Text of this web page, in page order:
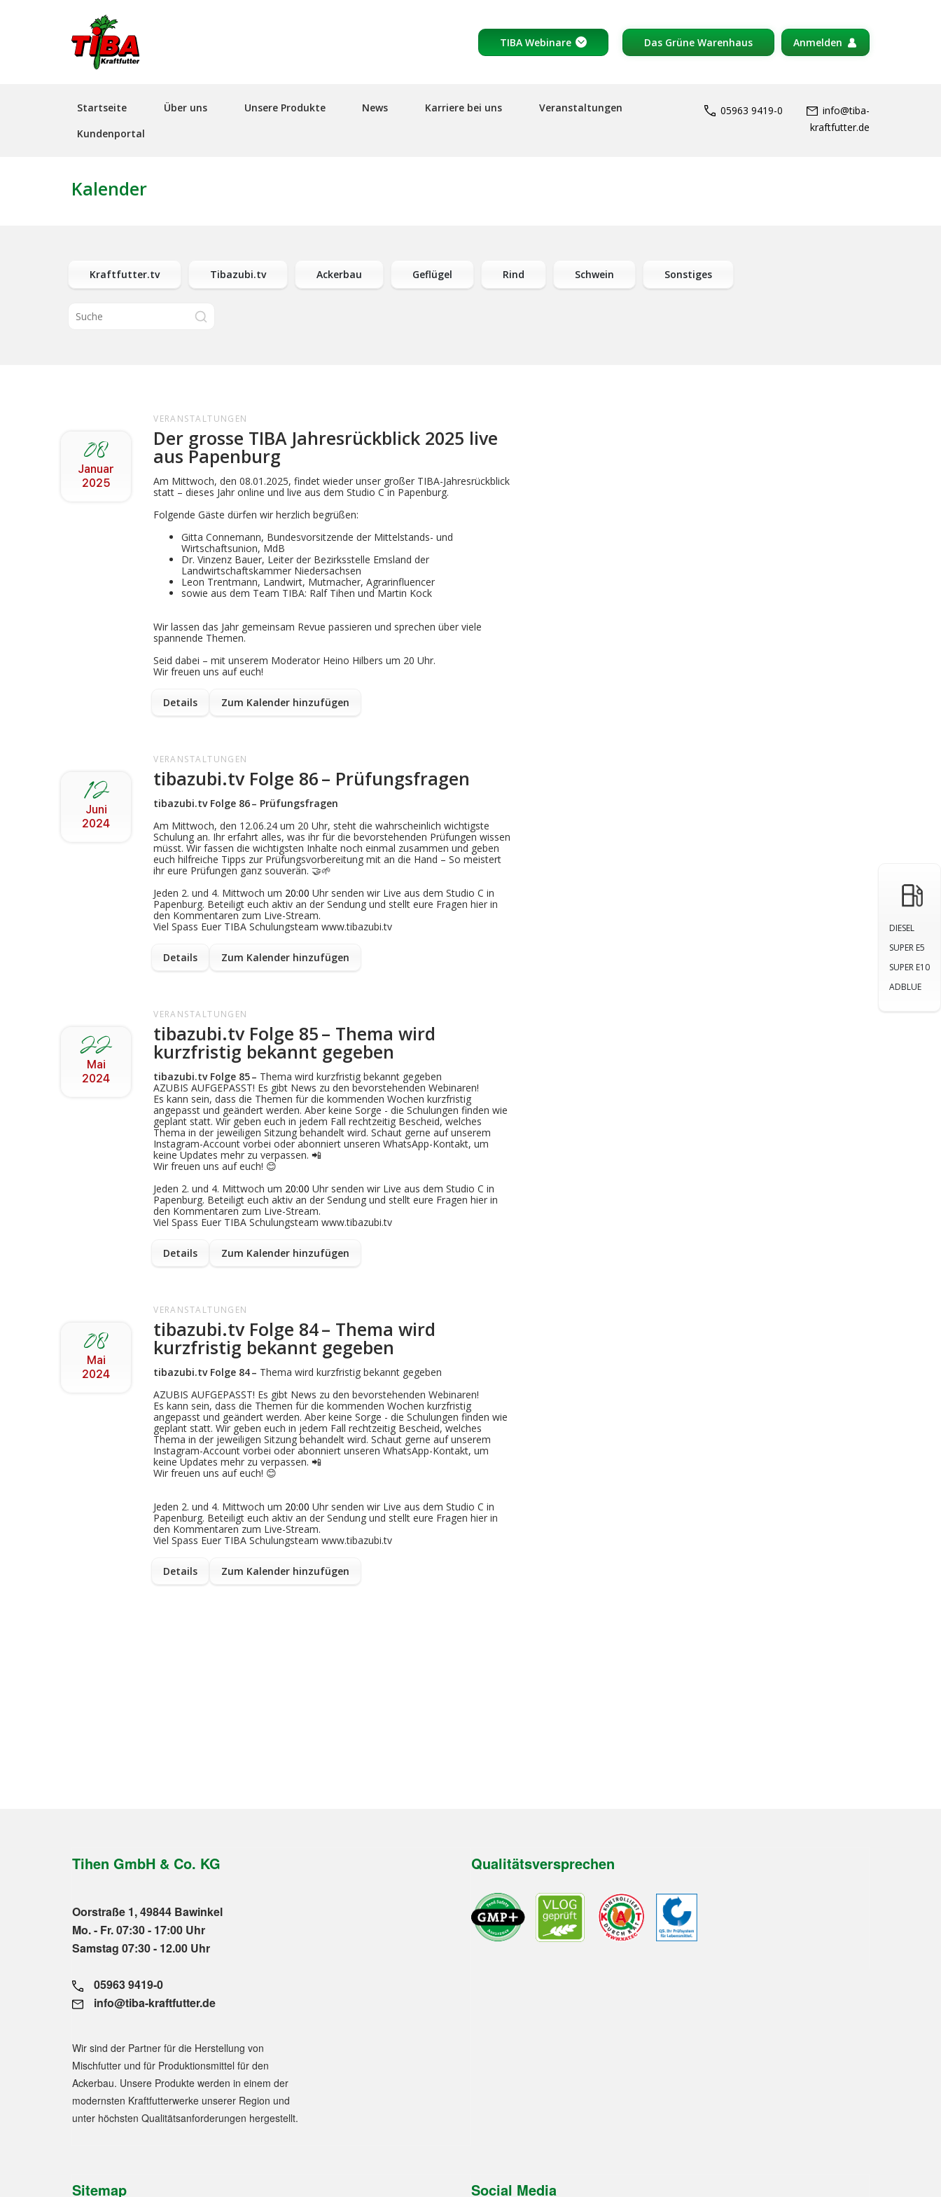
DIESEL
SUPER E5
SUPER E10
ADBLUE
Header
TIBA Webinare Das Grüne Warenhaus Anmelden
Hauptnavigation
Startseite Über uns Unsere Produkte News Karriere bei uns
Veranstaltungen
Kundenportal
05963 9419-0
info@tiba-
kraftfutter.de
Kalender
Kraftfutter.tv Tibazubi.tv Ackerbau Geflügel Rind Schwein Sonstiges
08
Januar
2025
VERANSTALTUNGEN
Der grosse TIBA Jahresrückblick 2025 live
aus Papenburg
Am Mittwoch, den 08.01.2025, findet wieder unser großer TIBA-Jahresrückblick
statt – dieses Jahr online und live aus dem Studio C in Papenburg.
Folgende Gäste dürfen wir herzlich begrüßen:
Gitta Connemann, Bundesvorsitzende der Mittelstands- und
Wirtschaftsunion, MdB
Dr. Vinzenz Bauer, Leiter der Bezirksstelle Emsland der
Landwirtschaftskammer Niedersachsen
Leon Trentmann, Landwirt, Mutmacher, Agrarinfluencer
sowie aus dem Team TIBA: Ralf Tihen und Martin Kock
Wir lassen das Jahr gemeinsam Revue passieren und sprechen über viele
spannende Themen.
Seid dabei – mit unserem Moderator Heino Hilbers um 20 Uhr.
Wir freuen uns auf euch!
Details Zum Kalender hinzufügen
12
Juni
2024
VERANSTALTUNGEN
tibazubi.tv Folge 86 – Prüfungsfragen
tibazubi.tv Folge 86– Prüfungsfragen
Am Mittwoch, den 12.06.24 um 20 Uhr, steht die wahrscheinlich wichtigste
Schulung an. Ihr erfahrt alles, wasihr fürdie bevorstehenden Prüfungen wissen
müsst. Wir fassen die wichtigsten Inhalte noch einmal zusammen und geben
euch hilfreiche Tipps zur Prüfungsvorbereitung mit an die Hand – So meistert
ihr eure Prüfungen ganz souverän. 🤝🌱
Jeden 2. und 4. Mittwoch um 20:00 Uhr senden wir Live aus dem Studio C in
Papenburg. Beteiligt euch aktiv an der Sendung und stellt eure Fragen hier in
den Kommentaren zum Live-Stream.
Viel Spass Euer TIBA Schulungsteam www.tibazubi.tv
Details Zum Kalender hinzufügen
22
Mai
2024
VERANSTALTUNGEN
tibazubi.tv Folge 85 – Thema wird
kurzfristig bekannt gegeben
tibazubi.tv Folge 85– Thema wird kurzfristig bekannt gegeben
AZUBIS AUFGEPASST! Es gibt News zu den bevorstehenden Webinaren!
Es kann sein, dass die Themen für die kommenden Wochen kurzfristig
angepasst und geändert werden. Aber keine Sorge - die Schulungen finden wie
geplant statt. Wir geben euch in jedem Fall rechtzeitig Bescheid, welches
Thema in der jeweiligen Sitzung behandelt wird. Schaut gerne auf unserem
Instagram-Account vorbei oder abonniert unseren WhatsApp-Kontakt, um
keine Updates mehr zu verpassen. 📲
Wir freuen uns auf euch! 😊
Jeden 2. und 4. Mittwoch um 20:00 Uhr senden wir Live aus dem Studio C in
Papenburg. Beteiligt euch aktiv an der Sendung und stellt eure Fragen hier in
den Kommentaren zum Live-Stream.
Viel Spass Euer TIBA Schulungsteam www.tibazubi.tv
Details Zum Kalender hinzufügen
08
Mai
2024
VERANSTALTUNGEN
tibazubi.tv Folge 84 – Thema wird
kurzfristig bekannt gegeben
tibazubi.tv Folge 84– Thema wird kurzfristig bekannt gegeben
AZUBIS AUFGEPASST! Es gibt News zu den bevorstehenden Webinaren!
Es kann sein, dass die Themen für die kommenden Wochen kurzfristig
angepasst und geändert werden. Aber keine Sorge - die Schulungen finden wie
geplant statt. Wir geben euch in jedem Fall rechtzeitig Bescheid, welches
Thema in der jeweiligen Sitzung behandelt wird. Schaut gerne auf unserem
Instagram-Account vorbei oder abonniert unseren WhatsApp-Kontakt, um
keine Updates mehr zu verpassen. 📲
Wir freuen uns auf euch! 😊
Jeden 2. und 4. Mittwoch um 20:00 Uhr senden wir Live aus dem Studio C in
Papenburg. Beteiligt euch aktiv an der Sendung und stellt eure Fragen hier in
den Kommentaren zum Live-Stream.
Viel Spass Euer TIBA Schulungsteam www.tibazubi.tv
Details Zum Kalender hinzufügen
Tihen GmbH & Co. KG
Oorstraße 1, 49844 Bawinkel
Mo. - Fr. 07:30 - 17:00 Uhr
Samstag 07:30 - 12.00 Uhr
05963 9419-0
info@tiba-kraftfutter.de
Wir sind der Partner für die Herstellung von
Mischfutter und für Produktionsmittel für den
Ackerbau. Unsere Produkte werden in einem der
modernsten Kraftfutterwerke unserer Region und
unter höchsten Qualitätsanforderungen hergestellt.
Qualitätsversprechen
Sitemap Social Media